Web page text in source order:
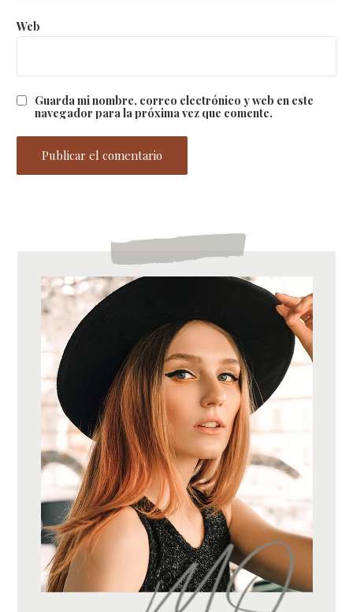
Web
Guarda mi nombre, correo electrónico y web en este
navegador para la próxima vez que comente.